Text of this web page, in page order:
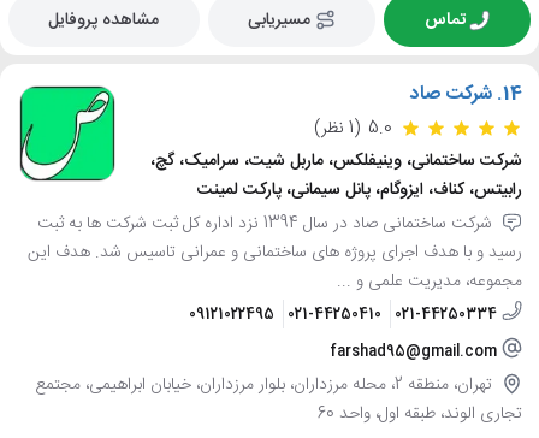
تماس مسیریابی مشاهده پروفایل
14. شرکت صاد
5.0 (1 نظر)
شرکت ساختمانی، وینیفلکس، ماربل شیت، سرامیک، گچ،
رابیتس، کناف، ایزوگام، پانل سیمانی، پارکت لمینت
شرکت ساختمانی صاد در سال 1394 نزد اداره کل ثبت شرکت ها به ثبت
رسید و با هدف اجرای پروژه های ساختمانی و عمرانی تاسیس شد. هدف این
مجموعه، مدیریت علمی و ...
021-44250334
021-44250410
09121022495
farshad95@gmail.com
تهران، منطقه 2، محله مرزداران، بلوار مرزداران، خیابان ابراهیمی، مجتمع
تجاری الوند، طبقه اول، واحد 60